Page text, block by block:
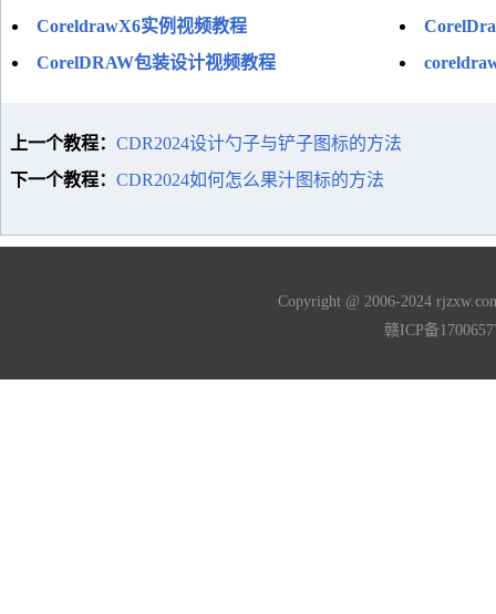
CoreldrawX6实例视频教程
CorelDRAW包装设计视频教程
上一个教程： CDR2024设计勺子与铲子图标的方法
下一个教程： CDR2024如何怎么果汁图标的方法
Copyright @ 2006-2024
赣ICP备